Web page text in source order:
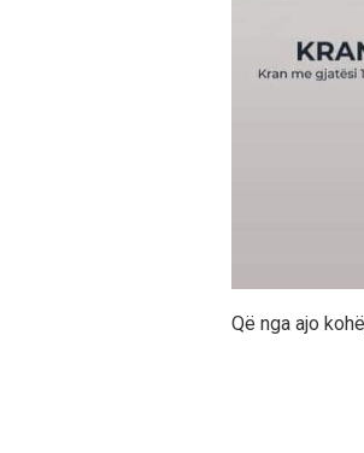
Që nga ajo